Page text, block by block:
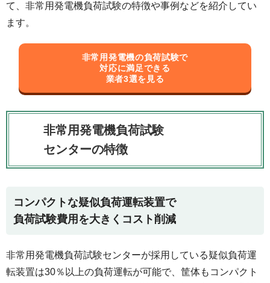
て、非常用発電機負荷試験の特徴や事例などを紹介してい
ます。
非常用発電機の負荷試験で
対応に満足できる
業者3選を見る
非常用発電機負荷試験
センターの特徴
コンパクトな疑似負荷運転装置で
負荷試験費用を大きくコスト削減
非常用発電機負荷試験センターが採用している疑似負荷運
転装置は30％以上の負荷運転が可能で、筐体もコンパクト